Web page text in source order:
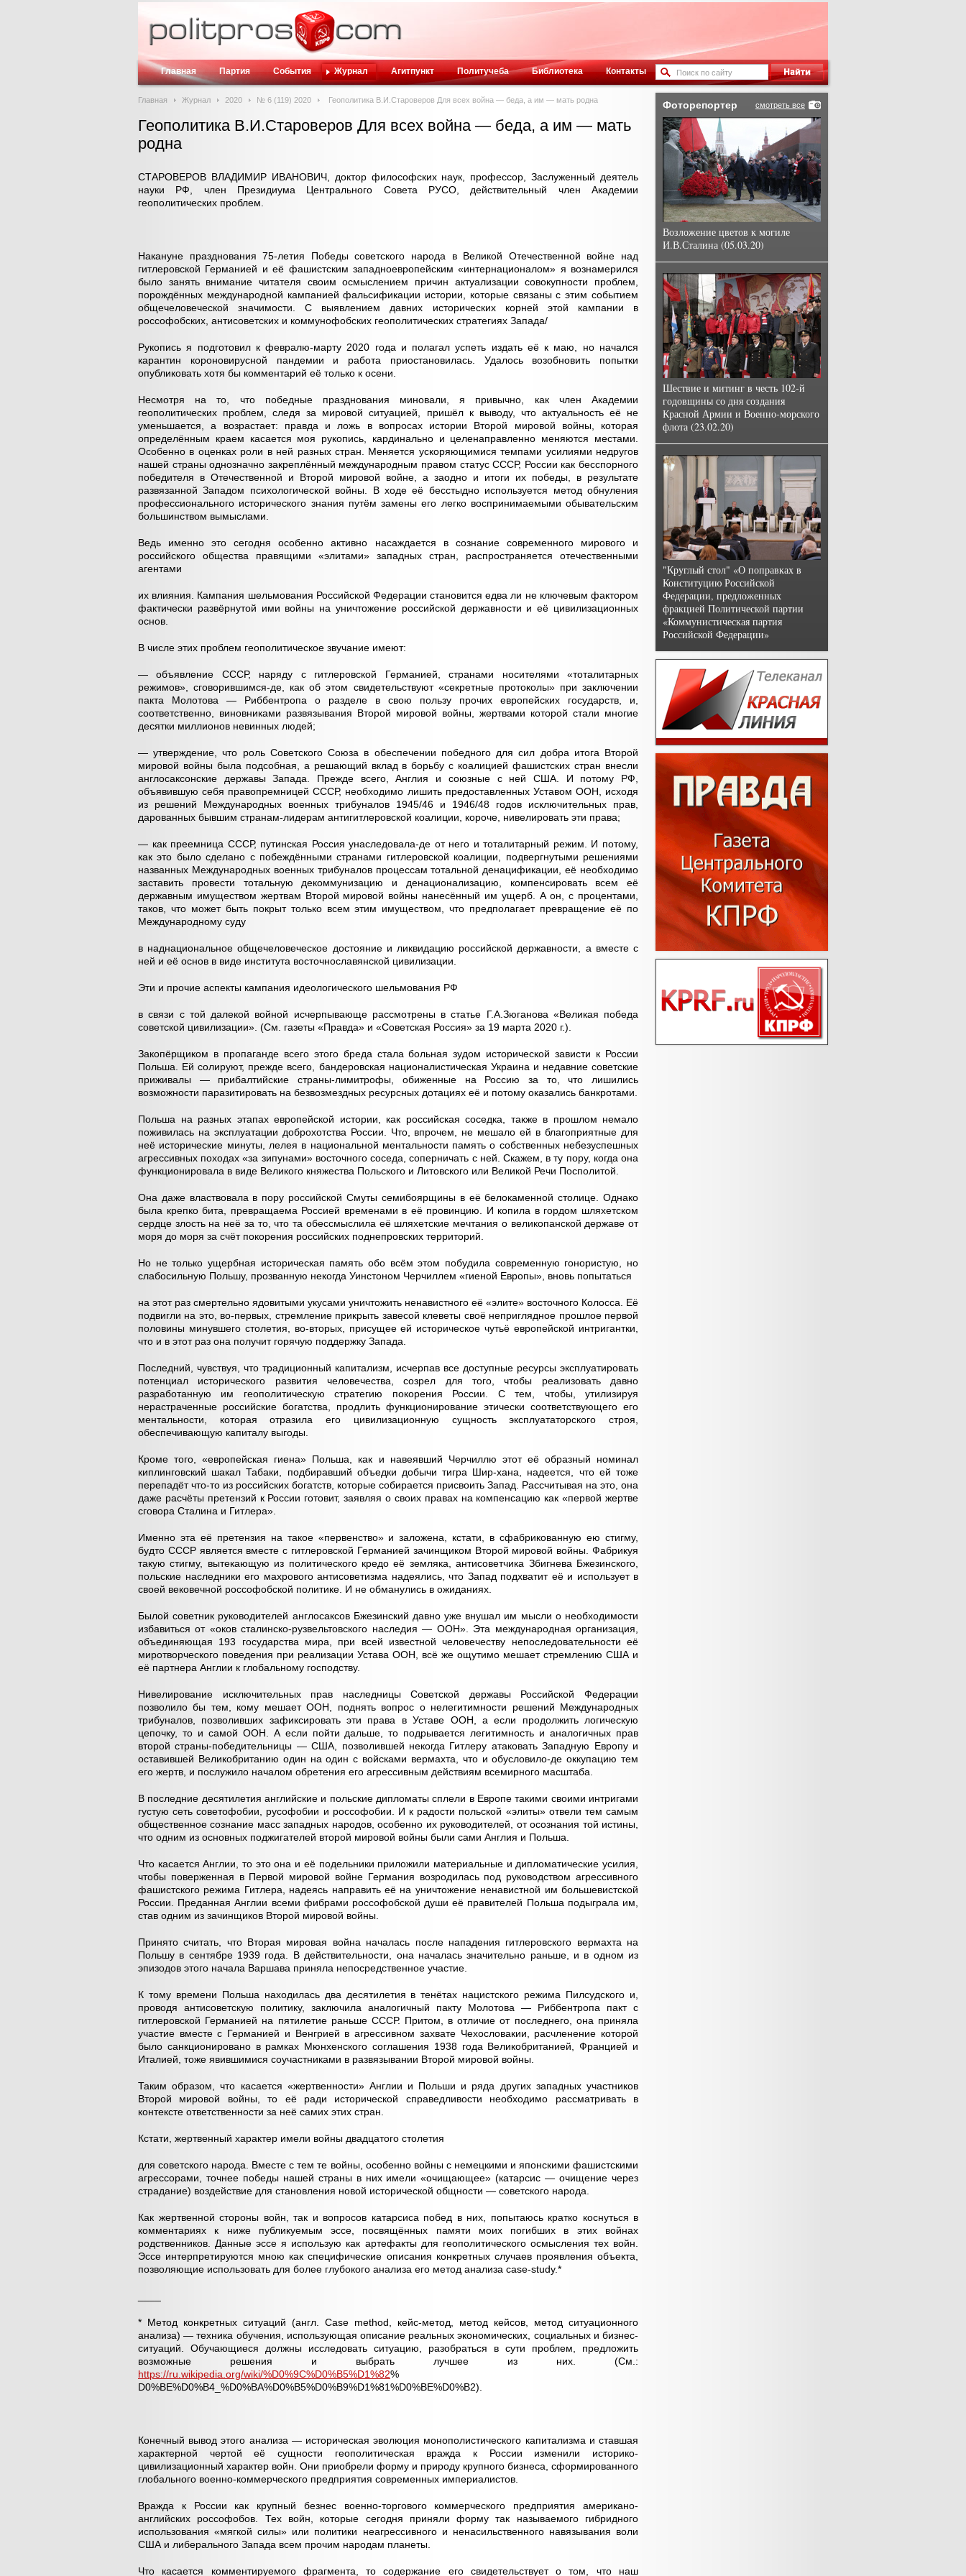
Главная Партия События Журнал Агитпункт Политучеба Библиотека Контакты
Главная Журнал 2020 № 6 (119) 2020 Геополитика В.И.Староверов Для всех война — беда, а им — мать родна
Геополитика В.И.Староверов Для всех война — беда, а им — мать
родна
СТАРОВЕРОВ ВЛАДИМИР ИВАНОВИЧ, доктор философских наук, профессор, Заслуженный деятель
науки РФ, член Президиума Центрального Совета РУСО, действительный член Академии
геополитических проблем.
Накануне празднования 75-летия Победы советского народа в Великой Отечественной войне над
гитлеровской Германией и её фашистским западноевропейским «интернационалом» я вознамерился
было занять внимание читателя своим осмыслением причин актуализации совокупности проблем,
порождённых международной кампанией фальсификации истории, которые связаны с этим событием
общечеловеческой значимости. C выявлением давних исторических корней этой кампании в
россофобских, антисоветских и коммунофобских геополитических стратегиях Запада/
Рукопись я подготовил к февралю-марту 2020 года и полагал успеть издать её к маю, но начался
карантин короновирусной пандемии и работа приостановилась. Удалось возобновить попытки
опубликовать хотя бы комментарий её только к осени.
Несмотря на то, что победные празднования миновали, я привычно, как член Академии
геополитических проблем, следя за мировой ситуацией, пришёл к выводу, что актуальность её не
уменьшается, а возрастает: правда и ложь в вопросах истории Второй мировой войны, которая
определённым краем касается моя рукопись, кардинально и целенаправленно меняются местами.
Особенно в оценках роли в ней разных стран. Меняется ускоряющимися темпами усилиями недругов
нашей страны однозначно закреплённый международным правом статус СССР, России как бесспорного
победителя в Отечественной и Второй мировой войне, а заодно и итоги их победы, в результате
развязанной Западом психологической войны. В ходе её бесстыдно используется метод обнуления
профессионального исторического знания путём замены его легко воспринимаемыми обывательским
большинством вымыслами.
Ведь именно это сегодня особенно активно насаждается в сознание современного мирового и
российского общества правящими «элитами» западных стран, распространяется отечественными
агентами
их влияния. Кампания шельмования Российской Федерации становится едва ли не ключевым фактором
фактически развёрнутой ими войны на уничтожение российской державности и её цивилизационных
основ.
В числе этих проблем геополитическое звучание имеют:
— объявление СССР, наряду с гитлеровской Германией, странами носителями «тоталитарных
режимов», сговорившимся-де, как об этом свидетельствуют «секретные протоколы» при заключении
пакта Молотова — Риббентропа о разделе в свою пользу прочих европейских государств, и,
соответственно, виновниками развязывания Второй мировой войны, жертвами которой стали многие
десятки миллионов невинных людей;
— утверждение, что роль Советского Союза в обеспечении победного для сил добра итога Второй
мировой войны была подсобная, а решающий вклад в борьбу с коалицией фашистских стран внесли
англосаксонские державы Запада. Прежде всего, Англия и союзные с ней США. И потому РФ,
объявившую себя правопремницей СССР, необходимо лишить предоставленных Уставом ООН, исходя
из решений Международных военных трибуналов 1945/46 и 1946/48 годов исключительных прав,
дарованных бывшим странам-лидерам антигитлеровской коалиции, короче, нивелировать эти права;
— как преемница СССР, путинская Россия унаследовала-де от него и тоталитарный режим. И потому,
как это было сделано с побеждёнными странами гитлеровской коалиции, подвергнутыми решениями
названных Международных военных трибуналов процессам тотальной денацификации, её необходимо
заставить провести тотальную декоммунизацию и денационализацию, компенсировать всем её
державным имуществом жертвам Второй мировой войны нанесённый им ущерб. А он, с процентами,
таков, что может быть покрыт только всем этим имуществом, что предполагает превращение её по
Международному суду
в наднациональное общечеловеческое достояние и ликвидацию российской державности, а вместе с
ней и её основ в виде института восточнославянской цивилизации.
Эти и прочие аспекты кампания идеологического шельмования РФ
в связи с той далекой войной исчерпывающе рассмотрены в статье Г.А.Зюганова «Великая победа
советской цивилизации». (См. газеты «Правда» и «Советская Россия» за 19 марта 2020 г.).
Закопёрщиком в пропаганде всего этого бреда стала больная зудом исторической зависти к России
Польша. Ей солируют, прежде всего, бандеровская националистическая Украина и недавние советские
приживалы — прибалтийские страны-лимитрофы, обиженные на Россию за то, что лишились
возможности паразитировать на безвозмездных ресурсных дотациях её и потому оказались банкротами.
Польша на разных этапах европейской истории, как российская соседка, также в прошлом немало
поживилась на эксплуатации доброхотства России. Что, впрочем, не мешало ей в благоприятные для
неё исторические минуты, лелея в национальной ментальности память о собственных небезуспешных
агрессивных походах «за зипунами» восточного соседа, соперничать с ней. Скажем, в ту пору, когда она
функционировала в виде Великого княжества Польского и Литовского или Великой Речи Посполитой.
Она даже властвовала в пору российской Смуты семибоярщины в её белокаменной столице. Однако
была крепко бита, превращаема Россией временами в её провинцию. И копила в гордом шляхетском
сердце злость на неё за то, что та обессмыслила её шляхетские мечтания о великопанской державе от
моря до моря за счёт покорения российских поднепровских территорий.
Но не только ущербная историческая память обо всём этом побудила современную гонористую, но
слабосильную Польшу, прозванную некогда Уинстоном Черчиллем «гиеной Европы», вновь попытаться
на этот раз смертельно ядовитыми укусами уничтожить ненавистного её «элите» восточного Колосса. Её
подвигли на это, во-первых, стремление прикрыть завесой клеветы своё неприглядное прошлое первой
половины минувшего столетия, во-вторых, присущее ей историческое чутьё европейской интригантки,
что и в этот раз она получит горячую поддержку Запада.
Последний, чувствуя, что традиционный капитализм, исчерпав все доступные ресурсы эксплуатировать
потенциал исторического развития человечества, созрел для того, чтобы реализовать давно
разработанную им геополитическую стратегию покорения России. С тем, чтобы, утилизируя
нерастраченные российские богатства, продлить функционирование этически соответствующего его
ментальности, которая отразила его цивилизационную сущность эксплуататорского строя,
обеспечивающую капиталу выгоды.
Кроме того, «европейская гиена» Польша, как и навеявший Черчиллю этот её образный номинал
киплинговский шакал Табаки, подбиравший объедки добычи тигра Шир-хана, надеется, что ей тоже
перепадёт что-то из российских богатств, которые собирается присвоить Запад. Рассчитывая на это, она
даже расчёты претензий к России готовит, заявляя о своих правах на компенсацию как «первой жертве
сговора Сталина и Гитлера».
Именно эта её претензия на такое «первенство» и заложена, кстати, в сфабрикованную ею стигму,
будто СССР является вместе с гитлеровской Германией зачинщиком Второй мировой войны. Фабрикуя
такую стигму, вытекающую из политического кредо её земляка, антисоветчика Збигнева Бжезинского,
польские наследники его махрового антисоветизма надеялись, что Запад подхватит её и использует в
своей вековечной россофобской политике. И не обманулись в ожиданиях.
Былой советник руководителей англосаксов Бжезинский давно уже внушал им мысли о необходимости
избавиться от «оков сталинско-рузвельтовского наследия — ООН». Эта международная организация,
объединяющая 193 государства мира, при всей известной человечеству непоследовательности её
миротворческого поведения при реализации Устава ООН, всё же ощутимо мешает стремлению США и
её партнера Англии к глобальному господству.
Нивелирование исключительных прав наследницы Советской державы Российской Федерации
позволило бы тем, кому мешает ООН, поднять вопрос о нелегитимности решений Международных
трибуналов, позволивших зафиксировать эти права в Уставе ООН, а если продолжить логическую
цепочку, то и самой ООН. А если пойти дальше, то подрывается легитимность и аналогичных прав
второй страны-победительницы — США, позволившей некогда Гитлеру атаковать Западную Европу и
оставившей Великобританию один на один с войсками вермахта, что и обусловило-де оккупацию тем
его жертв, и послужило началом обретения его агрессивным действиям всемирного масштаба.
В последние десятилетия английские и польские дипломаты сплели в Европе такими своими интригами
густую сеть советофобии, русофобии и россофобии. И к радости польской «элиты» отвели тем самым
общественное сознание масс западных народов, особенно их руководителей, от осознания той истины,
что одним из основных поджигателей второй мировой войны были сами Англия и Польша.
Что касается Англии, то это она и её подельники приложили материальные и дипломатические усилия,
чтобы поверженная в Первой мировой войне Германия возродилась под руководством агрессивного
фашистского режима Гитлера, надеясь направить её на уничтожение ненавистной им большевистской
России. Преданная Англии всеми фибрами россофобской души её правителей Польша подыграла им,
став одним из зачинщиков Второй мировой войны.
Принято считать, что Вторая мировая война началась после нападения гитлеровского вермахта на
Польшу в сентябре 1939 года. В действительности, она началась значительно раньше, и в одном из
эпизодов этого начала Варшава приняла непосредственное участие.
К тому времени Польша находилась два десятилетия в тенётах нацистского режима Пилсудского и,
проводя антисоветскую политику, заключила аналогичный пакту Молотова — Риббентропа пакт с
гитлеровской Германией на пятилетие раньше СССР. Притом, в отличие от последнего, она приняла
участие вместе с Германией и Венгрией в агрессивном захвате Чехословакии, расчленение которой
было санкционировано в рамках Мюнхенского соглашения 1938 года Великобританией, Францией и
Италией, тоже явившимися соучастниками в развязывании Второй мировой войны.
Таким образом, что касается «жертвенности» Англии и Польши и ряда других западных участников
Второй мировой войны, то её ради исторической справедливости необходимо рассматривать в
контексте ответственности за неё самих этих стран.
Кстати, жертвенный характер имели войны двадцатого столетия
для советского народа. Вместе с тем те войны, особенно войны с немецкими и японскими фашистскими
агрессорами, точнее победы нашей страны в них имели «очищающее» (катарсис — очищение через
страдание) воздействие для становления новой исторической общности — советского народа.
Как жертвенной стороны войн, так и вопросов катарсиса побед в них, попытаюсь кратко коснуться в
комментариях к ниже публикуемым эссе, посвящённых памяти моих погибших в этих войнах
родственников. Данные эссе я использую как артефакты для геополитического осмысления тех войн.
Эссе интерпретируются мною как специфические описания конкретных случаев проявления объекта,
позволяющие использовать для более глубокого анализа его метод анализа case-study.*
* Метод конкретных ситуаций (англ. Case method, кейс-метод, метод кейсов, метод ситуационного
анализа) — техника обучения, использующая описание реальных экономических, социальных и бизнес-
ситуаций. Обучающиеся должны исследовать ситуацию, разобраться в сути проблем, предложить
возможные решения и выбрать лучшее из них. (См.:
https://ru.wikipedia.org/wiki/%D0%9C%D0%B5%D1%82%
D0%BE%D0%B4_%D0%BA%D0%B5%D0%B9%D1%81%D0%BE%D0%B2).
Конечный вывод этого анализа — историческая эволюция монополистического капитализма и ставшая
характерной чертой её сущности геополитическая вражда к России изменили историко-
цивилизационный характер войн. Они приобрели форму и природу крупного бизнеса, сформированного
глобального военно-коммерческого предприятия современных империалистов.
Вражда к России как крупный безнес военно-торгового коммерческого предприятия американо-
английских россофобов. Тех войн, которые сегодня приняли форму так называемого гибридного
использования «мягкой силы» или политики неагрессивного и ненасильственного навязывания воли
США и либерального Запада всем прочим народам планеты.
Что касается комментируемого фрагмента, то содержание его свидетельствует о том, что наш
смотреть все
Фоторепортер
Возложение цветов к могиле
И.В.Сталина (05.03.20)
Шествие и митинг в честь 102-й
годовщины со дня создания
Красной Армии и Военно-морского
флота (23.02.20)
"Круглый стол" «О поправках в
Конституцию Российской
Федерации, предложенных
фракцией Политической партии
«Коммунистическая партия
Российской Федерации»